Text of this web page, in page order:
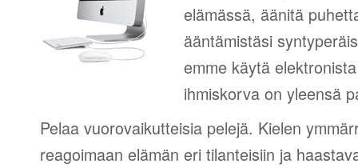
elämässä, äänitä
ääntämistäsi
emme käytä
ihmiskorva on yleensä
Pelaa vuorovaikutteisia pelejä. Kielen
reagoimaan elämän eri tilanteisiin ja